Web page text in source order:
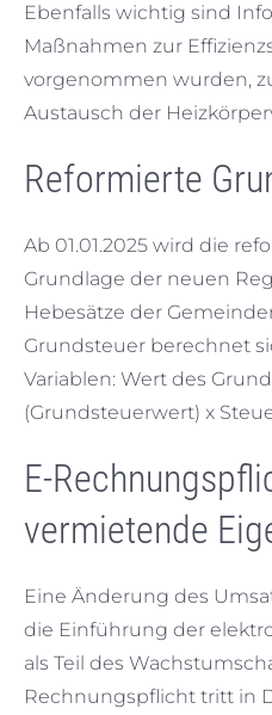
Ebenfalls wichtig sind
Maßnahmen zur
vorgenommen wurden,
Austausch der
Reformierte
Ab 01.01.2025 wird die
Grundlage der neuen
Hebesätze der
Grundsteuer berechnet
Variablen: Wert des
(Grundsteuerwert) x
E-
vermietende
Eine Änderung des
die Einführung der
als Teil des
Rechnungspflicht tritt in